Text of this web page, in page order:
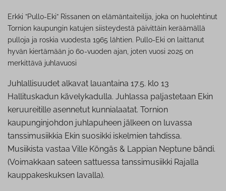
Erkki ”Pullo-Eki” Rissanen on elämäntaiteilija, joka on huolehtinut
Tornion kaupungin katujen siisteydestä päivittäin keräämällä
pulloja ja roskia vuodesta 1965 lähtien. Pullo-Eki on laittanut
hyvän kiertämään jo 60-vuoden ajan, joten vuosi 2025 on
merkittävä juhlavuosi
Juhlallisuudet alkavat lauantaina 17.5. klo 13
Hallituskadun kävelykadulla. Juhlassa paljastetaan Ekin
keruureitille asennetut kunnialaatat. Tornion
kaupunginjohdon juhlapuheen jälkeen on luvassa
tanssimusiikkia Ekin suosikki iskelmien tahdissa.
Musiikista vastaa Ville Köngäs & Lappian Neptune bändi.
(Voimakkaan sateen sattuessa tanssimusiikki Rajalla
kauppakeskuksen lavalla).